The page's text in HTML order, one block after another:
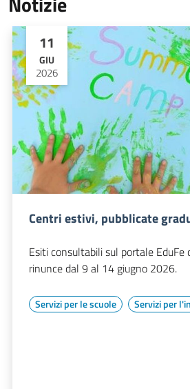
11
GIU
2026
Centri estivi, pubblicate
Esiti consultabili sul portale EduFe
rinunce dal 9 al 14 giugno 2026.
Servizi per le scuole Servizi per